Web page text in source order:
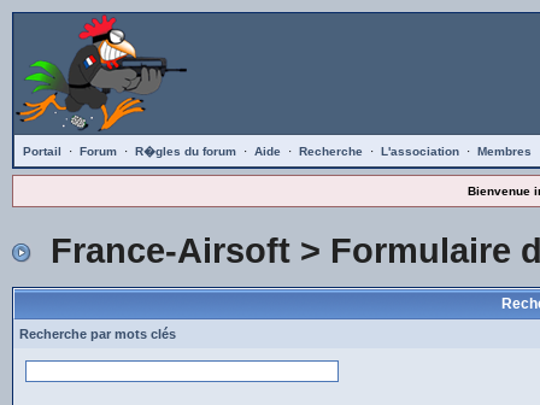
Portail · Forum · R�gles du forum · Aide · Recherche · L'association · Membres
Bienvenue
France-Airsoft> Formulaire
Recherche par mots clés